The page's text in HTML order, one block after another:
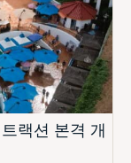
랙션 본격 개